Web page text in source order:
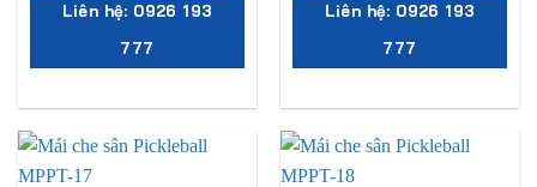
Liên hệ: 0926 193
777
Liên hệ: 0926 193
777